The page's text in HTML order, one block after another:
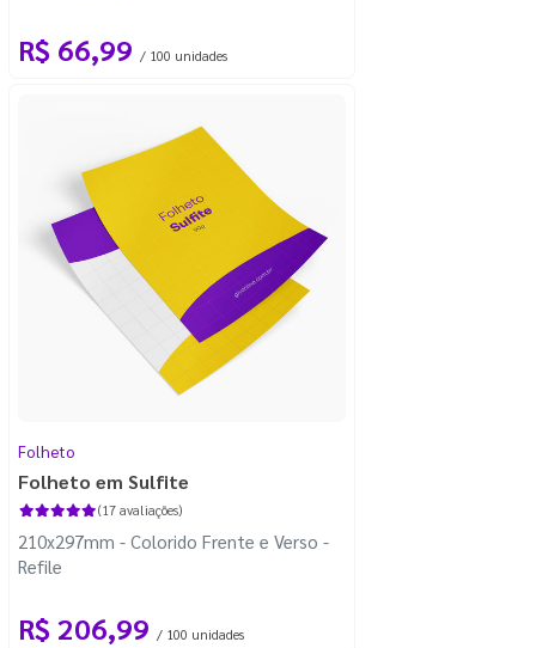
R$ 66,99 / 100 unidades
Folheto
Folheto em Sulfite
(17 avaliações)
210x297mm - Colorido Frente e Verso -
Refile
R$ 206,99 / 100 unidades